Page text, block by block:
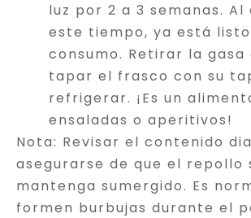
luz por 2 a 3 semanas. Al
este tiempo, ya está
consumo. Retirar la gasa
tapar el frasco con su
refrigerar. ¡Es un
ensaladas o aperitivos!
Nota: Revisar el contenido
asegurarse de que el repollo
mantenga sumergido. Es
formen burbujas durante el